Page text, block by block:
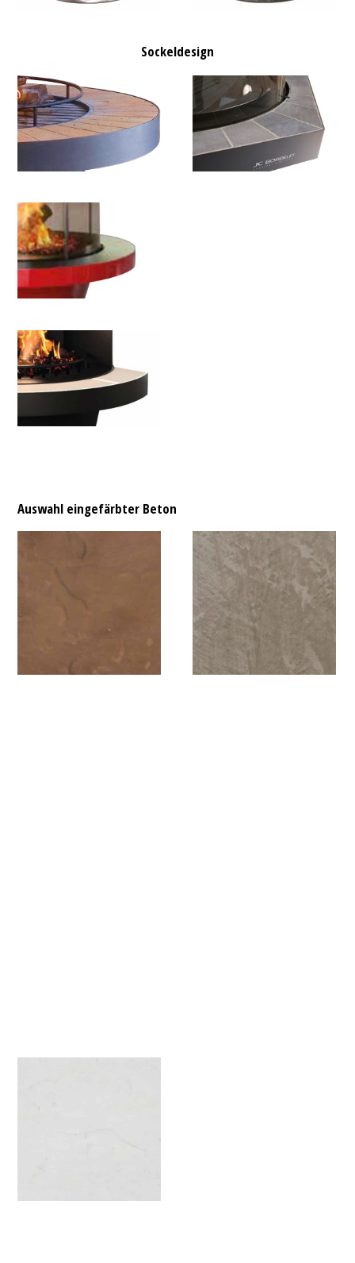
Sockeldesign
Auswahl eingefärbter Beton